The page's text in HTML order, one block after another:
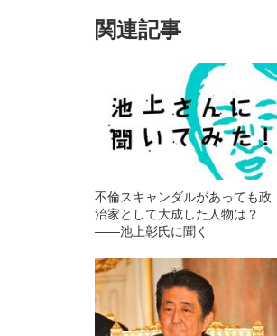
関連記事
不倫スキャンダルがあっても政
治家として大成した人物は？
――池上彰氏に聞く